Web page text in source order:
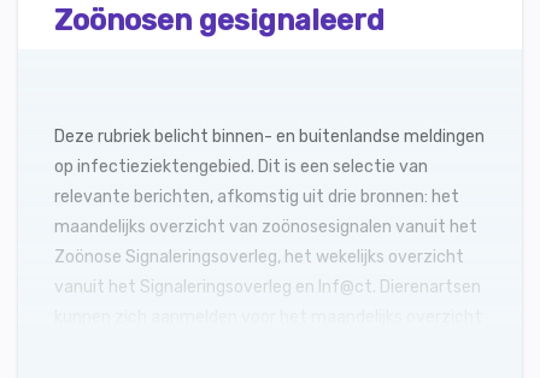
Zoönosen gesignaleerd
Deze rubriek belicht binnen- en buitenlandse meldingen
op infectieziektengebied. Dit is een selectie van
relevante berichten, afkomstig uit drie bronnen: het
maandelijks overzicht van zoönosesignalen vanuit het
Zoönose Signaleringsoverleg, het wekelijks overzicht
vanuit het Signaleringsoverleg en Inf@ct. Dierenartsen